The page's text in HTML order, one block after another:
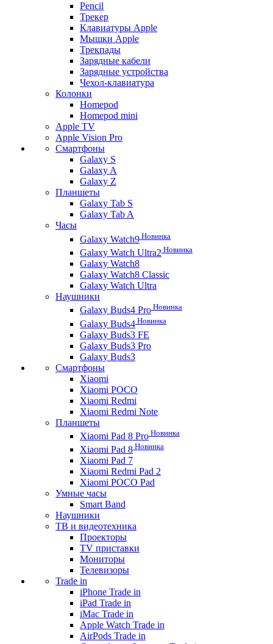
Pencil
Трекер
Клавиатуры Apple
Мышки Apple
Трекпады
Зарядные кабели
Зарядные устройства
Чехол-клавиатура
Колонки
Homepod
Homepod mini
Apple TV
Apple Vision Pro
Смартфоны
Galaxy S
Galaxy A
Galaxy Z
Планшеты
Galaxy Tab S
Galaxy Tab A
Часы
Galaxy Watch9 Новинка
Galaxy Watch Ultra2 Новинка
Galaxy Watch8
Galaxy Watch8 Classic
Galaxy Watch Ultra
Наушники
Galaxy Buds4 Pro Новинка
Galaxy Buds4 Новинка
Galaxy Buds3 FE
Galaxy Buds3 Pro
Galaxy Buds3
Смартфоны
Xiaomi
Xiaomi POCO
Xiaomi Redmi
Xiaomi Redmi Note
Планшеты
Xiaomi Pad 8 Pro Новинка
Xiaomi Pad 8 Новинка
Xiaomi Pad 7
Xiaomi Redmi Pad 2
Xiaomi POCO Pad
Умные часы
Smart Band
Наушники
ТВ и видеотехника
Проекторы
TV приставки
Мониторы
Телевизоры
Trade in
iPhone Trade in
iPad Trade in
iMac Trade in
Apple Watch Trade in
AirPods Trade in